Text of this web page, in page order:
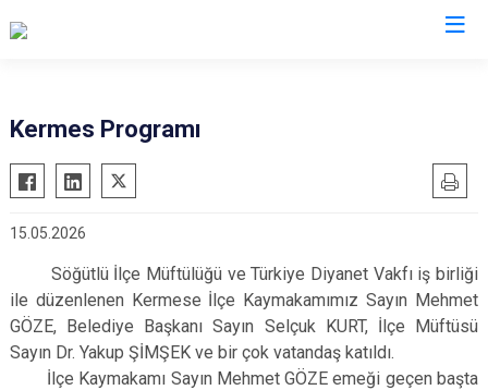
Akyazı
Ferizli
Geyve
Hendek
Karapürçek
Karasu
Kaynarca
Taraklı
Adapazarı
Arifiye
Erenler
Kermes Programı
15.05.2026
Söğütlü İlçe Müftülüğü ve Türkiye Diyanet Vakfı iş birliği
ile düzenlenen Kermese İlçe Kaymakamımız Sayın Mehmet
GÖZE, Belediye Başkanı Sayın Selçuk KURT, İlçe Müftüsü
Sayın Dr. Yakup ŞİMŞEK ve bir çok vatandaş katıldı.
İlçe Kaymakamı Sayın Mehmet GÖZE emeği geçen başta